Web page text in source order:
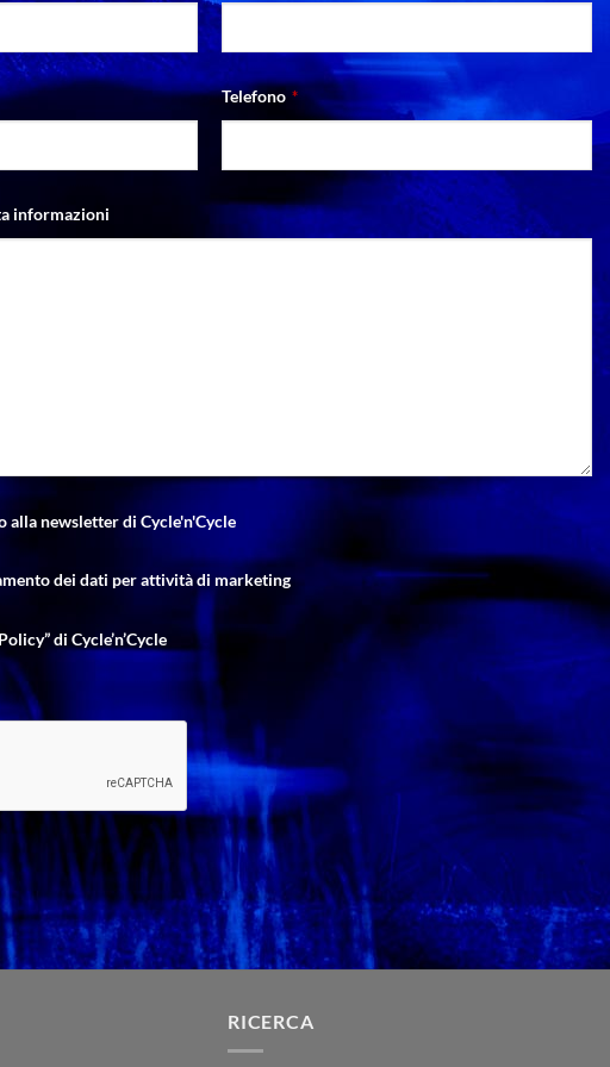
Telefono *
informazioni
alla newsletter di Cycle'n'Cycle
dei dati per attività di marketing
di Cycle’n’Cycle
RICERCA